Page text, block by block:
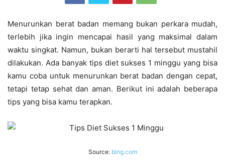
Menurunkan berat badan memang bukan perkara mudah,
terlebih jika ingin mencapai hasil yang maksimal dalam
waktu singkat. Namun, bukan berarti hal tersebut mustahil
dilakukan. Ada banyak tips diet sukses 1 minggu yang bisa
kamu coba untuk menurunkan berat badan dengan cepat,
tetapi tetap sehat dan aman. Berikut ini adalah beberapa
tips yang bisa kamu terapkan.
Source: bing.com